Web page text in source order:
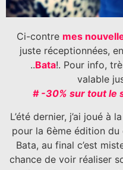
Ci-contre mes
juste réceptionnées,
..Bata!. Pour info,
valable
# -30% sur tout le
L’été dernier, j’ai joué à
pour la 6ème édition
Bata, au final c’est
chance de voir réaliser